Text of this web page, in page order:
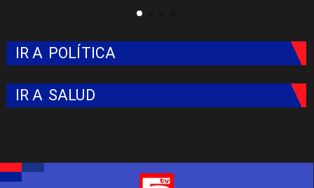
IR A POLÍTICA
IR A SALUD